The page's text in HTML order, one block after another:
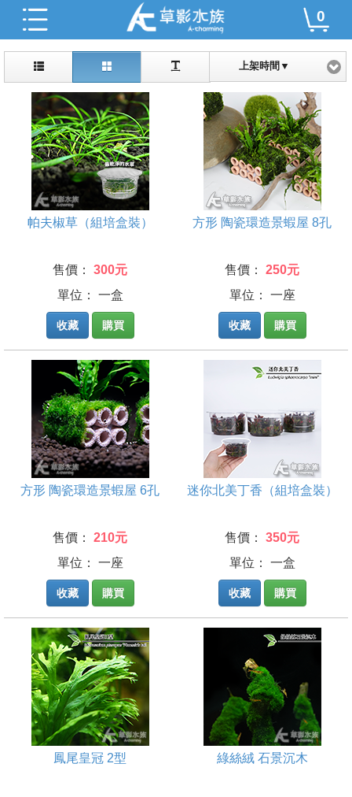
0
上架時間▼
帕夫椒草（組培盒裝）
售價：
300元
單位： 一盒
收藏 購買
方形 陶瓷環造景蝦屋 8孔
售價：
250元
單位： 一座
收藏 購買
方形 陶瓷環造景蝦屋 6孔
售價：
210元
單位： 一座
收藏 購買
迷你北美丁香（組培盒裝）
售價：
350元
單位： 一盒
收藏 購買
鳳尾皇冠 2型 綠絲絨 石景沉木